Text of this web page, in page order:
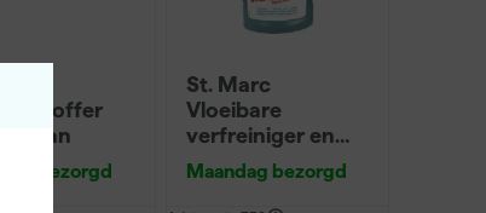
Maan
bezorgd
St. Marc
Vloeibare
verfreiniger en
ontvetter - 1L
Maandag bezorgd